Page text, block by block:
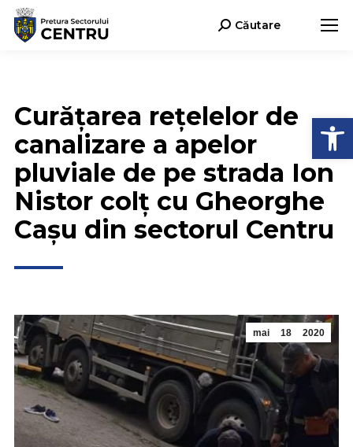
Search:Căutare
Curățarea rețelelor de
canalizare a apelor
pluviale de pe strada Ion
Nistor colț cu Gheorghe
Cașu din sectorul Centru
mai 18 2020